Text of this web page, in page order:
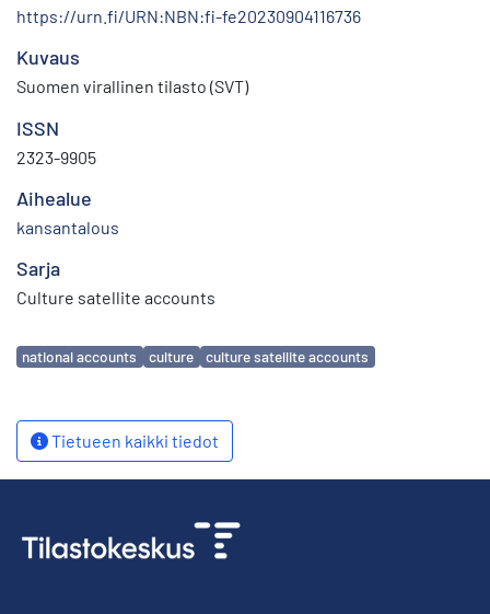
https://urn.fi/URN:NBN:fi-fe20230904116736
Kuvaus
Suomen virallinen tilasto (SVT)
ISSN
2323-9905
Aihealue
kansantalous
Sarja
Culture satellite accounts
Avainsanat
national accounts culture culture satellite accounts
Tietueen kaikki tiedot